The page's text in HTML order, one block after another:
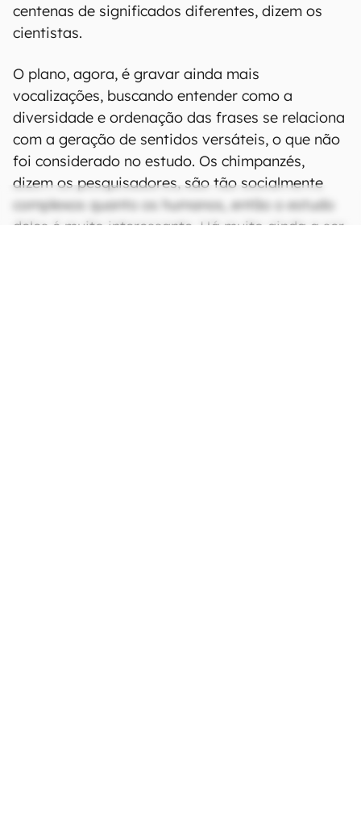
centenas de significados diferentes, dizem os
cientistas.
O plano, agora, é gravar ainda mais
vocalizações, buscando entender como a
diversidade e ordenação das frases se relaciona
com a geração de sentidos versáteis, o que não
foi considerado no estudo. Os chimpanzés,
dizem os pesquisadores, são tão socialmente
complexos quanto os humanos, então o estudo
deles é muito interessante. Há muito ainda a ser